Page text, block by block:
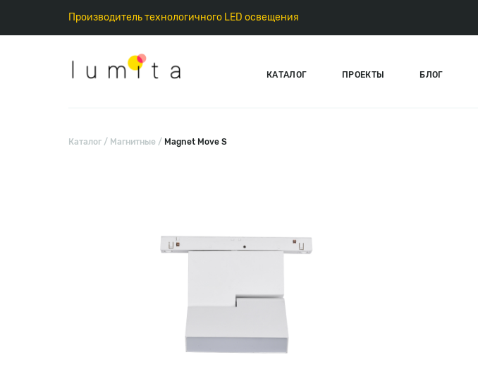
Производитель технологичного LED освещения
КАТАЛОГ ПРОЕКТЫ БЛОГ
Каталог Магнитные Magnet Move S